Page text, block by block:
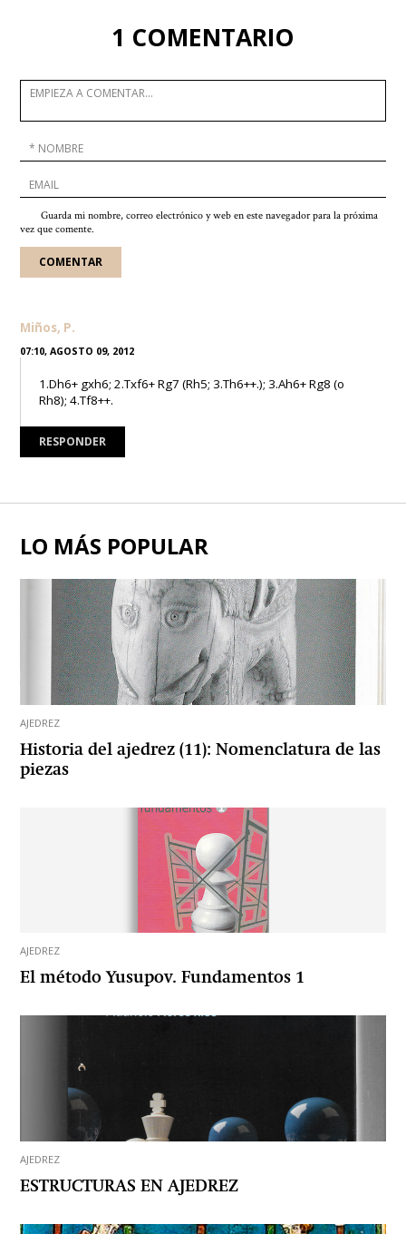
1 COMENTARIO
Guarda mi nombre, correo electrónico y web en este navegador para la próxima
vez que comente.
Miños, P.
07:10, AGOSTO 09, 2012
1.Dh6+ gxh6; 2.Txf6+ Rg7 (Rh5; 3.Th6++.); 3.Ah6+ Rg8 (o
Rh8); 4.Tf8++.
RESPONDER
LO MÁS POPULAR
AJEDREZ
Historia del ajedrez (11): Nomenclatura de las
piezas
AJEDREZ
El método Yusupov. Fundamentos 1
AJEDREZ
ESTRUCTURAS EN AJEDREZ